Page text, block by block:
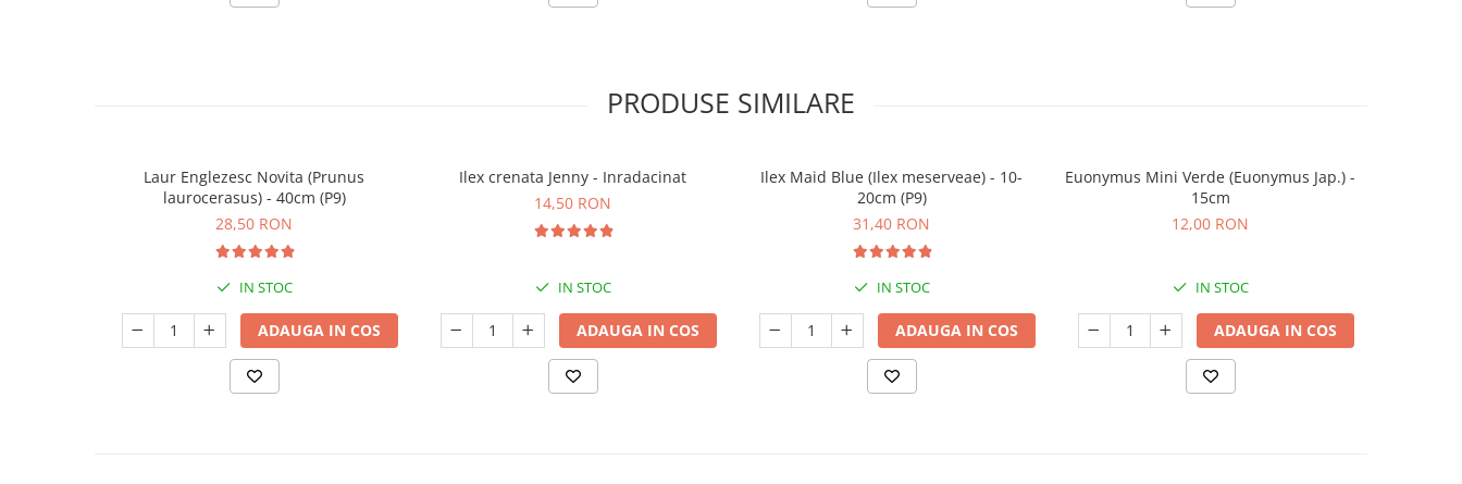
PRODUSE SIMILARE
Laur Englezesc Novita (Prunus
laurocerasus) - 40cm (P9)
28,50 RON
IN STOC
ADAUGA IN COS
Ilex crenata Jenny - Inradacinat
14,50 RON
IN STOC
ADAUGA IN COS
Ilex Maid Blue (Ilex meserveae) - 10-
20cm (P9)
31,40 RON
IN STOC
ADAUGA IN COS
Euonymus Mini Verde (Euonymus Jap.) -
15cm
12,00 RON
IN STOC
ADAUGA IN COS